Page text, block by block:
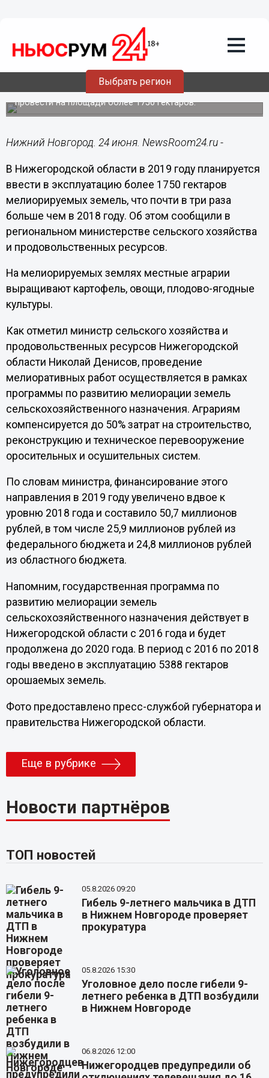
Выбрать регион
Нижегородские аграрии планируют
увеличить ввод мелиорируемых
земель почти в три раза
В текущем году мелиорацию земель планируется
провести на площади более 1750 гектаров.
Нижний Новгород. 24 июня. NewsRoom24.ru -
В Нижегородской области в 2019 году планируется
ввести в эксплуатацию более 1750 гектаров
мелиорируемых земель, что почти в три раза
больше чем в 2018 году. Об этом сообщили в
региональном министерстве сельского хозяйства
и продовольственных ресурсов.
На мелиорируемых землях местные аграрии
выращивают картофель, овощи, плодово-ягодные
культуры.
Как отметил министр сельского хозяйства и
продовольственных ресурсов Нижегородской
области Николай Денисов, проведение
мелиоративных работ осуществляется в рамках
программы по развитию мелиорации земель
сельскохозяйственного назначения. Аграриям
компенсируется до 50% затрат на строительство,
реконструкцию и техническое перевооружение
оросительных и осушительных систем.
По словам министра, финансирование этого
направления в 2019 году увеличено вдвое к
уровню 2018 года и составило 50,7 миллионов
рублей, в том числе 25,9 миллионов рублей из
федерального бюджета и 24,8 миллионов рублей
из областного бюджета.
Напомним, государственная программа по
развитию мелиорации земель
сельскохозяйственного назначения действует в
Нижегородской области с 2016 года и будет
продолжена до 2020 года. В период с 2016 по 2018
годы введено в эксплуатацию 5388 гектаров
орошаемых земель.
Фото предоставлено пресс-службой губернатора и
правительства Нижегородской области.
Еще в рубрике
Новости партнёров
ТОП новостей
05.8.2026 09:20
Гибель 9-летнего мальчика в ДТП
в Нижнем Новгороде проверяет
прокуратура
05.8.2026 15:30
Уголовное дело после гибели 9-
летнего ребенка в ДТП возбудили
в Нижнем Новгороде
06.8.2026 12:00
Нижегородцев предупредили об